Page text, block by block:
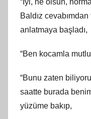
Baldız
anlatmaya başladı,
“Ben kocamla
“Bunu zaten
saatte burada
yüzüme bakıp,